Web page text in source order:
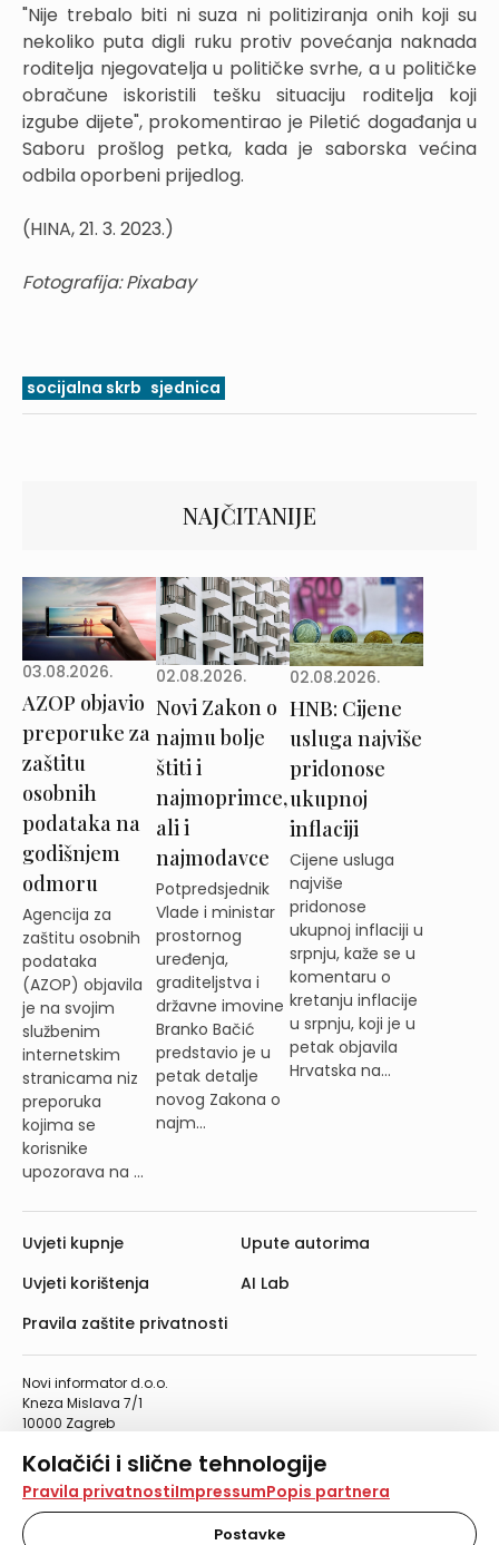
Kolačići i slične tehnologije
Na našoj web stranici koristimo kolačiće i slične
tehnologije za pohranu, čitanje i obradu informacija na
vašem uređaju. Time poboljšavamo korisničko iskustvo,
Pravila privatnostiImpressumPopis partnera
Postavke
"Nije trebalo biti ni suza ni politiziranja onih koji su
nekoliko puta digli ruku protiv povećanja naknada
roditelja njegovatelja u političke svrhe, a u političke
obračune iskoristili tešku situaciju roditelja koji
izgube dijete", prokomentirao je Piletić događanja u
Saboru prošlog petka, kada je saborska većina
odbila oporbeni prijedlog.
(HINA, 21. 3. 2023.)
Fotografija: Pixabay
socijalna skrb sjednica
NAJČITANIJE
03.08.2026.
AZOP objavio
preporuke za
zaštitu
osobnih
podataka na
godišnjem
odmoru
Agencija za
zaštitu osobnih
podataka
(AZOP) objavila
je na svojim
službenim
internetskim
stranicama niz
preporuka
kojima se
korisnike
upozorava na ...
02.08.2026.
Novi Zakon o
najmu bolje
štiti i
najmoprimce,
ali i
najmodavce
Potpredsjednik
Vlade i ministar
prostornog
uređenja,
graditeljstva i
državne imovine
Branko Bačić
predstavio je u
petak detalje
novog Zakona o
najm...
02.08.2026.
HNB: Cijene
usluga najviše
pridonose
ukupnoj
inflaciji
Cijene usluga
najviše
pridonose
ukupnoj inflaciji u
srpnju, kaže se u
komentaru o
kretanju inflacije
u srpnju, koji je u
petak objavila
Hrvatska na...
Novi informator d.o.o.
Kneza Mislava 7/1
10000 Zagreb
Telefaks: 01/4612-553
info@informator.hr
PRATITE NAS:
Uvjeti kupnje
Uvjeti korištenja
Pravila zaštite privatnosti
Upute autorima
AI Lab